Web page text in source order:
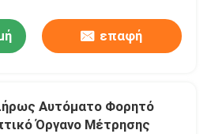
επαφή
Αυτόματο Φορητό
Όργανο Μέτρησης